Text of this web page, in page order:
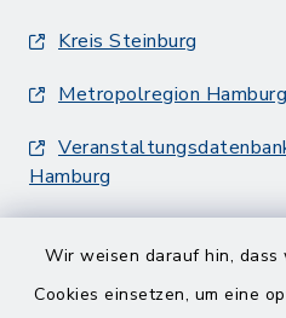
Wir weisen darauf hin,
Cookies einsetzen, um eine
Kreis Steinburg
Metropolregion Hamburg
Hamburg